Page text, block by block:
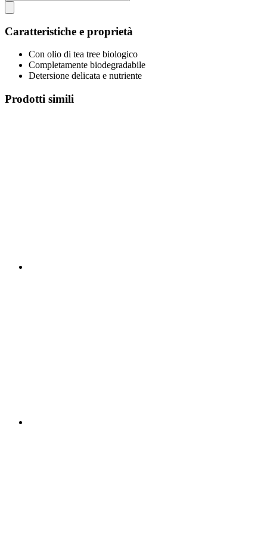
Caratteristiche e proprietà
Con olio di tea tree biologico
Completamente biodegradabile
Detersione delicata e nutriente
Prodotti simili